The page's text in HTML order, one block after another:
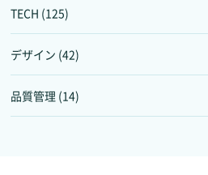
TECH (125)
デザイン (42)
品質管理 (14)